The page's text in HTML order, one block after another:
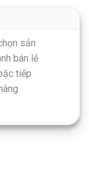
sản
bán lẻ
tiếp